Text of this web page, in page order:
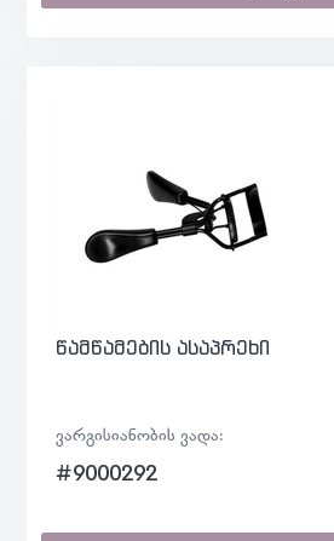
წამწამების ასაპრეხი
ვარგისიანობის ვადა:
#9000292